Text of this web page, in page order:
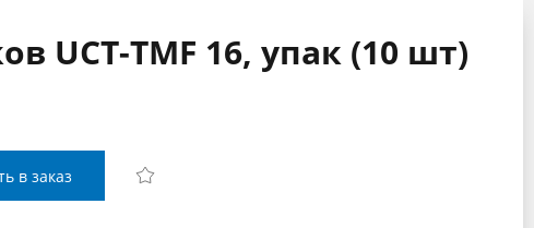
UCT-TMF 16, упак (10 шт)
в заказ